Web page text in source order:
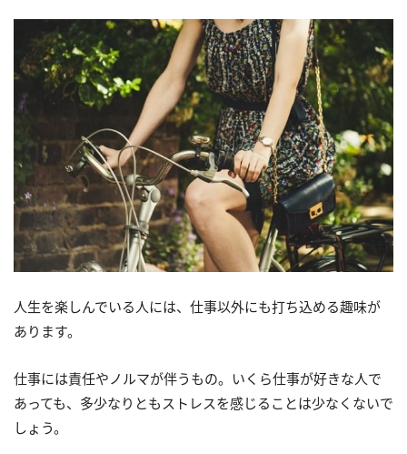
人生を楽しんでいる人には、仕事以外にも打ち込める趣味が
あります。
仕事には責任やノルマが伴うもの。いくら仕事が好きな人で
あっても、多少なりともストレスを感じることは少なくないで
しょう。